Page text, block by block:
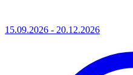
15.09.2026 - 20.12.2026